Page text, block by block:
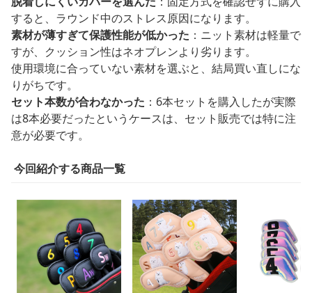
すると、ラウンド中のストレス原因になります。
素材が薄すぎて保護性能が低かった ：ニット素材は軽量で
すが、クッション性はネオプレンより劣ります。
使用環境に合っていない素材を選ぶと、結局買い直しにな
りがちです。
セット本数が合わなかった ：6本セットを購入したが実際
は8本必要だったというケースは、セット販売では特に注
意が必要です。
今回紹介する商品一覧